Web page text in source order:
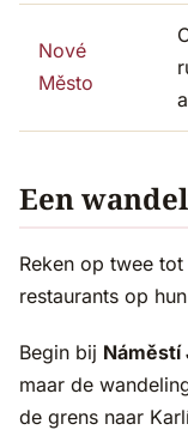
Nové
Město
Een
Reken op twee
restaurants op
Begin bij Náměstí
maar de
de grens naar